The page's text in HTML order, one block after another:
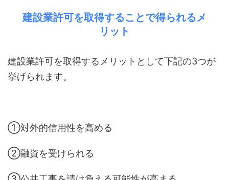
建設業許可を取得することで得られるメ
リット
建設業許可を取得するメリットとして下記の3つが
挙げられます。
①対外的信用性を高める
②融資を受けられる